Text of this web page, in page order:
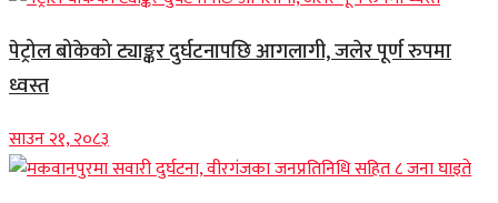
पेट्रोल बोकेको ट्याङ्कर दुर्घटनापछि आगलागी, जलेर पूर्ण रुपमा
ध्वस्त
साउन २१, २०८३